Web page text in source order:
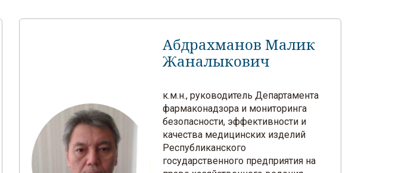
Абдрахманов Малик
Жаналыкович
к.м.н., руководитель Департамента
фармаконадзора и мониторинга
безопасности, эффективности и
качества медицинских изделий
Республиканского
государственного предприятия на